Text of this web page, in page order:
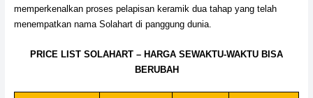
memperkenalkan proses pelapisan keramik dua tahap yang telah
menempatkan nama Solahart di panggung dunia.
PRICE LIST SOLAHART – HARGA SEWAKTU-WAKTU BISA
BERUBAH